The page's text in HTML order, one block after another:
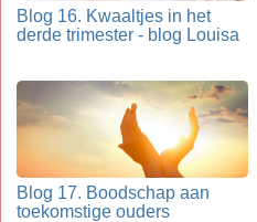
Blog 16. Kwaaltjes in het
derde trimester - blog Louisa
Blog 17. Boodschap aan
toekomstige ouders